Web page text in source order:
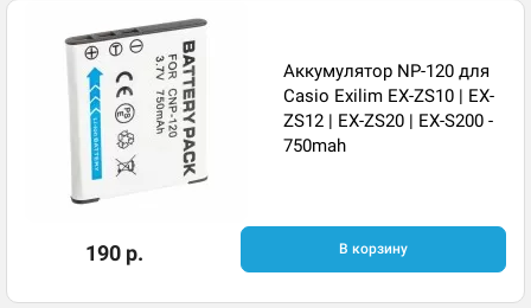
Аккумулятор NP-120 для
Casio Exilim EX-ZS10 | EX-
ZS12 | EX-ZS20 | EX-S200 -
750mah
190 р. В корзину